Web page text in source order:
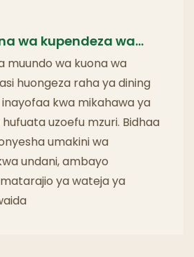
wa kupendeza wa
muundo wa kuona wa
huongeza raha ya dining
kwa mikahawa ya
uzoefu mzuri. Bidhaa
umakini wa
undani, ambayo
ya wateja ya